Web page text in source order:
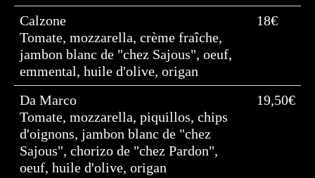
Calzone
Tomate, mozzarella, crème fraîche,
jambon blanc de "chez Sajous", oeuf,
emmental, huile d'olive, origan
18€
Da Marco
Tomate, mozzarella, piquillos, chips
d'oignons, jambon blanc de "chez
Sajous", chorizo de "chez Pardon",
oeuf, huile d'olive, origan
19,50€